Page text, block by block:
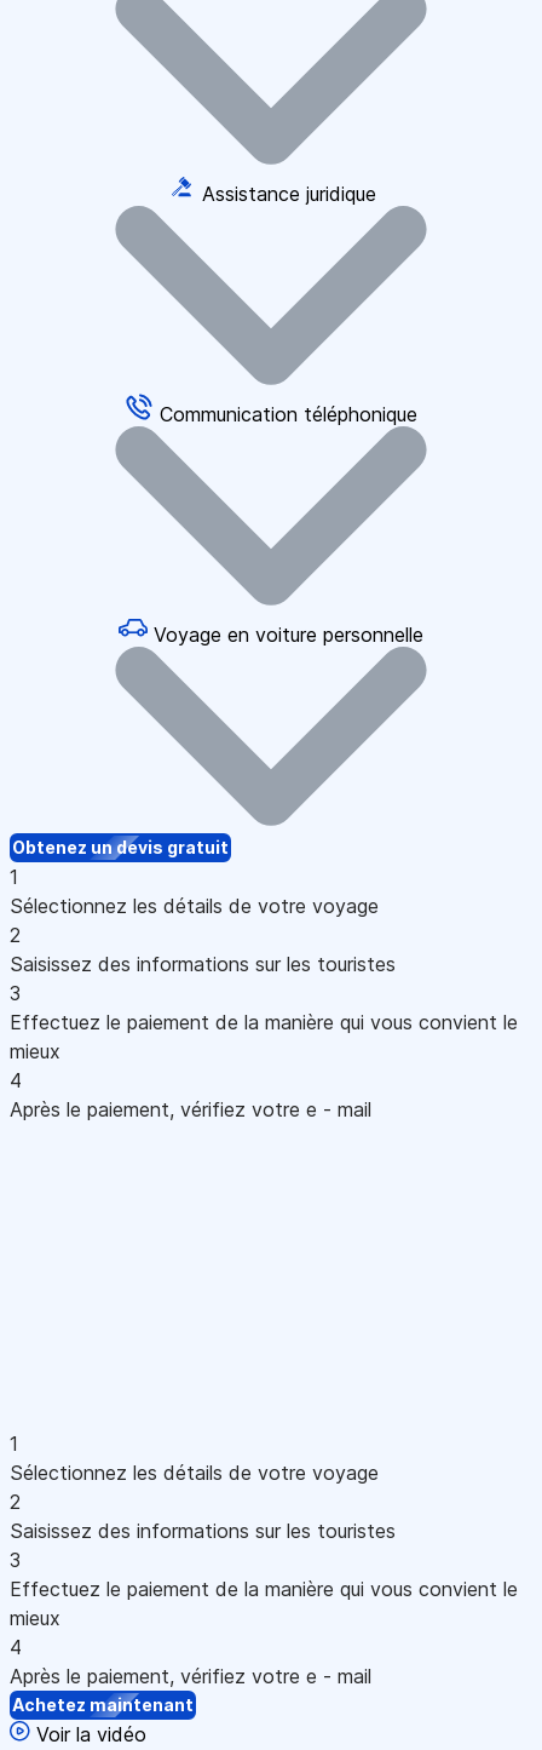
Assistance juridique
Communication téléphonique
Voyage en voiture personnelle
Obtenez un devis gratuit
1
Sélectionnez les détails de votre voyage
2
Saisissez des informations sur les touristes
3
Effectuez le paiement de la manière qui vous convient le
mieux
4
Après le paiement, vérifiez votre e - mail
1
Sélectionnez les détails de votre voyage
2
Saisissez des informations sur les touristes
3
Effectuez le paiement de la manière qui vous convient le
mieux
4
Après le paiement, vérifiez votre e - mail
Achetez maintenant
Voir la vidéo